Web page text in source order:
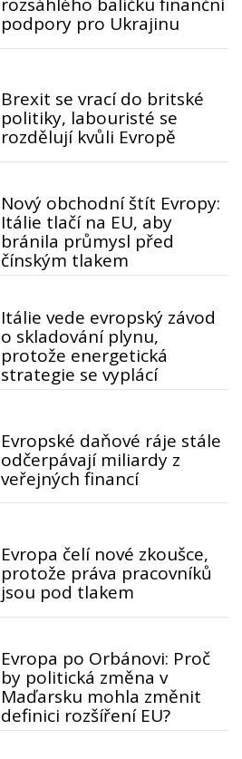
podpory pro Ukrajinu
Brexit se vrací do britské
politiky, labouristé se
rozdělují kvůli Evropě
Nový obchodní štít Evropy:
Itálie tlačí na EU, aby
bránila průmysl před
čínským tlakem
Itálie vede evropský závod
o skladování plynu,
protože energetická
strategie se vyplácí
Evropské daňové ráje stále
odčerpávají miliardy z
veřejných financí
Evropa čelí nové zkoušce,
protože práva pracovníků
jsou pod tlakem
Evropa po Orbánovi: Proč
by politická změna v
Maďarsku mohla změnit
definici rozšíření EU?